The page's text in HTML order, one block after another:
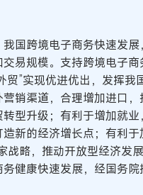
跨境电子商务快速发展
易规模。支持跨境电子
贸”实现优进优出，发挥我
销渠道，合理增加进口
型升级；有利于增加就业
新的经济增长点；有利于
战略，推动开放型经济发
健康快速发展，经国务